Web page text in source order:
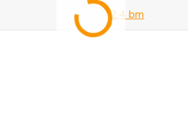
2,4 bm